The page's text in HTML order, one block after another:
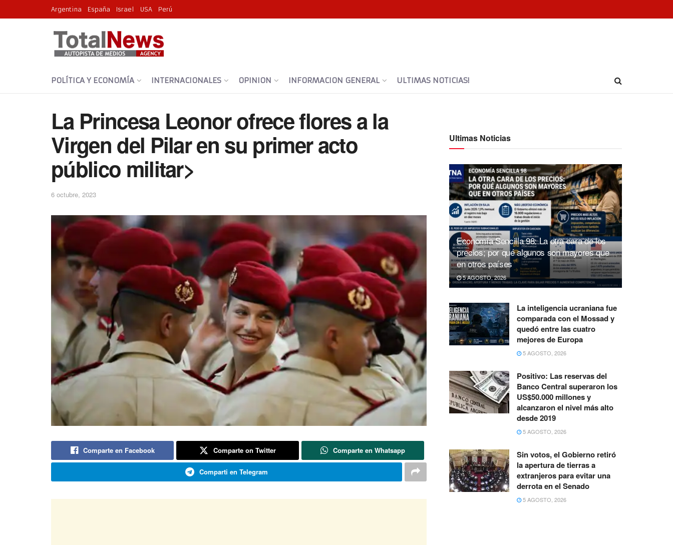
Argentina España Israel USA Perú
POLÍTICA Y ECONOMÍA INTERNACIONALES OPINION INFORMACION GENERAL ULTIMAS NOTICIAS!
La Princesa Leonor ofrece flores a la
Virgen del Pilar en su primer acto
público militar>
6 octubre, 2023
Comparte en Facebook Comparte on Twitter Comparte en Whatsapp
Comparti en Telegram
Ultimas Noticias
Economía Sencilla 98: La otra cara de los
precios; por qué algunos son mayores que
en otros países
5 AGOSTO, 2026
La inteligencia ucraniana fue
comparada con el Mossad y
quedó entre las cuatro
mejores de Europa
5 AGOSTO, 2026
Positivo: Las reservas del
Banco Central superaron los
US$50.000 millones y
alcanzaron el nivel más alto
desde 2019
5 AGOSTO, 2026
Sin votos, el Gobierno retiró
la apertura de tierras a
extranjeros para evitar una
derrota en el Senado
5 AGOSTO, 2026